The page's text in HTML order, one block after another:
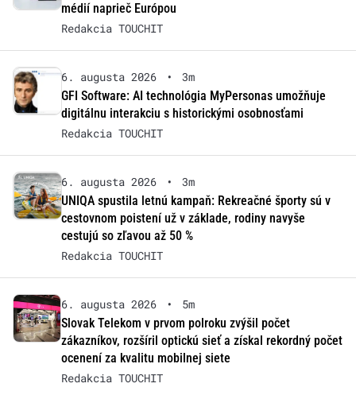
médií naprieč Európou
Redakcia TOUCHIT
6. augusta 2026 •
3m
GFI Software: AI technológia MyPersonas umožňuje
digitálnu interakciu s historickými osobnosťami
Redakcia TOUCHIT
6. augusta 2026 •
3m
UNIQA spustila letnú kampaň: Rekreačné športy sú v
cestovnom poistení už v základe, rodiny navyše
cestujú so zľavou až 50 %
Redakcia TOUCHIT
6. augusta 2026 •
5m
Slovak Telekom v prvom polroku zvýšil počet
zákazníkov, rozšíril optickú sieť a získal rekordný počet
ocenení za kvalitu mobilnej siete
Redakcia TOUCHIT